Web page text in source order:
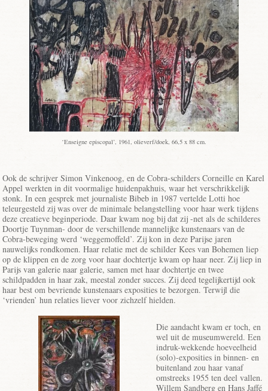
‘Enseigne episcopal’, 1961, olieverf/doek, 66,5 x 88 cm.
Ook de schrijver Simon Vinkenoog, en de Cobra-schilders Corneille en Karel
Appel werkten in dit voormalige huidenpakhuis, waar het verschrikkelijk
stonk. In een gesprek met journaliste Bibeb in 1987 vertelde Lotti hoe
teleurgesteld zij was over de minimale belangstelling voor haar werk tijdens
deze creatieve beginperiode. Daar kwam nog bij dat zij -net als de schilderes
Doortje Tuynman- door de verschillende mannelijke kunstenaars van de
Cobra-beweging werd ‘weggemoffeld’. Zij kon in deze Parijse jaren
nauwelijks rondkomen. Haar relatie met de schilder Kees van Bohemen liep
op de klippen en de zorg voor haar dochtertje kwam op haar neer. Zij liep in
Parijs van galerie naar galerie, samen met haar dochtertje en twee
schildpadden in haar zak, meestal zonder succes. Zij deed tegelijkertijd ook
haar best om bevriende kunstenaars exposities te bezorgen. Terwijl die
‘vrienden’ hun relaties liever voor zichzelf hielden.
Die aandacht kwam er toch, en
wel uit de museumwereld. Een
indruk-wekkende hoeveelheid
(solo)-exposities in binnen- en
buitenland zou haar vanaf
omstreeks 1955 ten deel vallen.
Willem Sandberg en Hans Jaffé